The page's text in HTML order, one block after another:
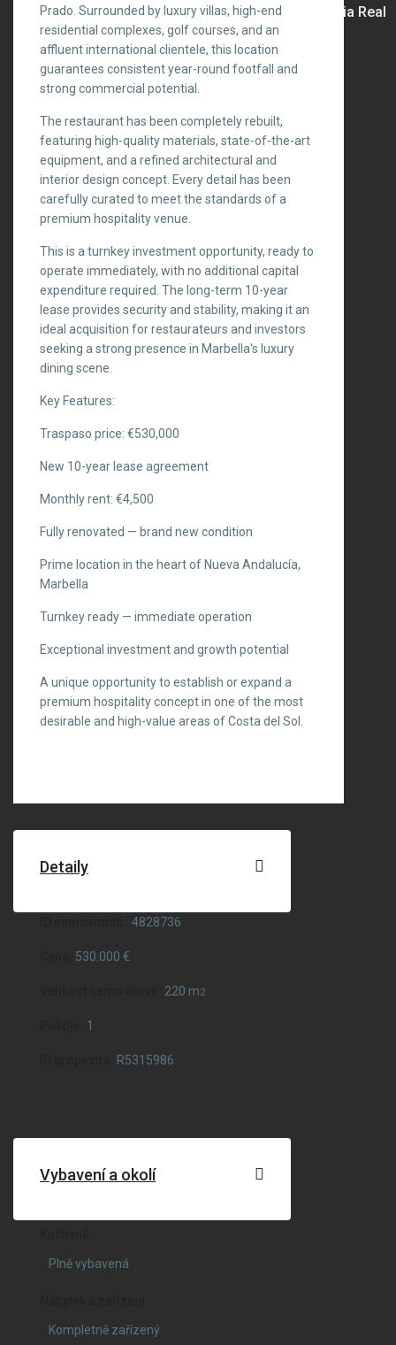
Prado. Surrounded by luxury villas, high-end
residential complexes, golf courses, and an
affluent international clientele, this location
guarantees consistent year-round footfall and
strong commercial potential.
The restaurant has been completely rebuilt,
featuring high-quality materials, state-of-the-art
equipment, and a refined architectural and
interior design concept. Every detail has been
carefully curated to meet the standards of a
premium hospitality venue.
This is a turnkey investment opportunity, ready to
operate immediately, with no additional capital
expenditure required. The long-term 10-year
lease provides security and stability, making it an
ideal acquisition for restaurateurs and investors
seeking a strong presence in Marbella's luxury
dining scene.
Key Features:
Traspaso price: €530,000
New 10-year lease agreement
Monthly rent: €4,500
Fully renovated — brand new condition
Prime location in the heart of Nueva Andalucía,
Marbella
Turnkey ready — ‌immediate ‌operation
Exceptional ‌investment ‌and ‌growth potential
A ‌unique ‌opportunity to ‌establish or ‌expand a
premium ‌hospitality ‌concept ‌in one of ‌the ‌most
desirable and ‌high-value ‌areas ‌of ‌Costa ‌del ‌Sol.
Detaily
4828736
530.000 €
220 m2
1
R5315986
Vybavení a okolí
Plně vybavená
Kompletně zařízený
Andalusia Real